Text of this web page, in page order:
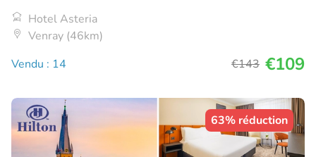
Hotel Asteria
Venray (46km)
Vendu : 14
€143 €109
63% réduction